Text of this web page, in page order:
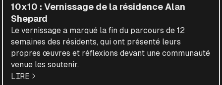
10x10 : Vernissage de la résidence Alan
Shepard
Le vernissage a marqué la fin du parcours de 12
semaines des résidents, qui ont présenté leurs
propres œuvres et réflexions devant une communauté
venue les soutenir.
LIRE